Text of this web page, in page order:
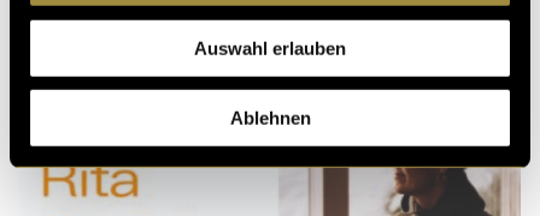
Auswahl erlauben
Ablehnen
Gewalt gegen Frauen